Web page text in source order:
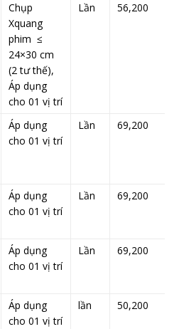
Chụp
Xquang
phim ≤
24×30 cm
(2 tư thế),
Áp dụng
cho 01 vị trí
Lần 56,200
Áp dụng
cho 01 vị trí
Lần 69,200
Áp dụng
cho 01 vị trí
Lần 69,200
Áp dụng
cho 01 vị trí
Lần 69,200
Áp dụng
cho 01 vị trí
lần 50,200